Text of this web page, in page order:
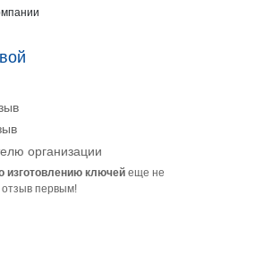
организации
изготовлению ключей еще не
отзыв первым!